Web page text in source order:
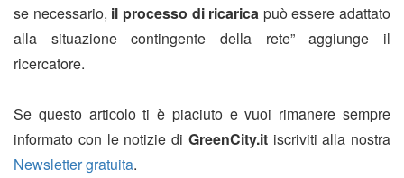
se necessario, il processo di ricarica può essere adattato
alla situazione contingente della rete” aggiunge il
ricercatore.
Se questo articolo ti è piaciuto e vuoi rimanere sempre
informato con le notizie di GreenCity.itiscriviti alla nostra
Newsletter gratuita.